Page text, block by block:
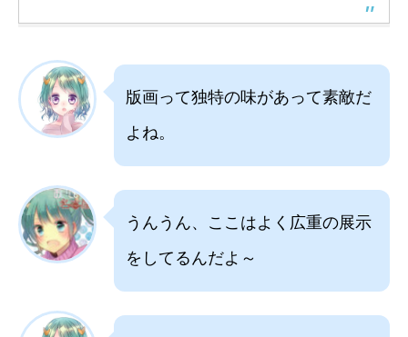
版画って独特の味があって素敵だ
よね。
うんうん、ここはよく広重の展示
をしてるんだよ～